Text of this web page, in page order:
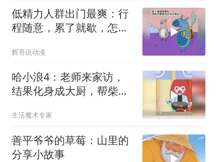
低精力人群出门最爽：行
程随意，累了就歇，怎么
辉哥说动漫
哈小浪4：老师来家访，
结果化身成大厨，帮柴圆
生活魔术专家
善平爷爷的草莓：山里的
分享小故事